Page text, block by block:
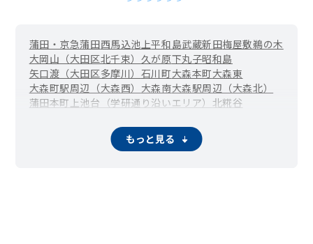
蒲田・京急蒲田西馬込池上平和島武蔵新田梅屋敷鵜の木
大岡山（大田区北千束） 久が原下丸子昭和島
矢口渡（大田区多摩川） 石川町大森本町大森東
大森町駅周辺（大森西） 大森南大森駅周辺（大森北）
蒲田本町 上池台（学研通り沿いエリア） 北糀谷
千鳥町駅周辺（千鳥）田園調布本町（沼部駅周辺）
仲池上中馬込雑色（大田区仲六郷）
もっと見る